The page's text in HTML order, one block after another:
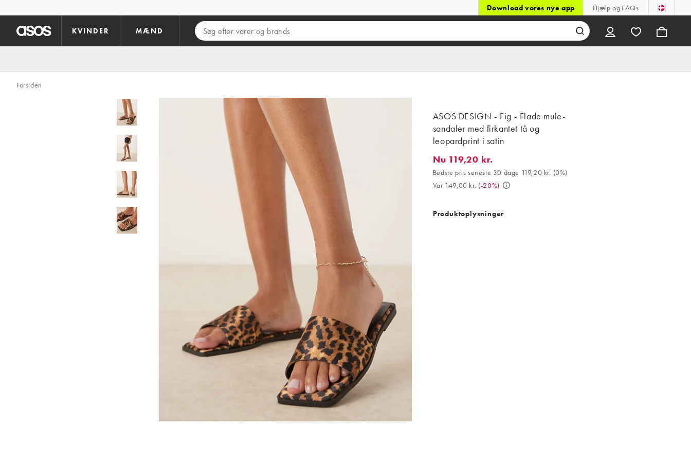
Download vores nye app Hjælp og FAQs
KVINDER MÆND
Forsiden
ASOS DESIGN - Fig - Flade mule-
sandaler med firkantet tå og
leopardprint i satin
Nu 119,20 kr.. Bedste pris seneste 30 dage 119,20 kr. (0%). Var 149,00
Nu 119,20 kr.
Bedste pris seneste 30 dage 119,20 kr. (0%)
Var 149,00 kr. (-20%)
Produktoplysninger